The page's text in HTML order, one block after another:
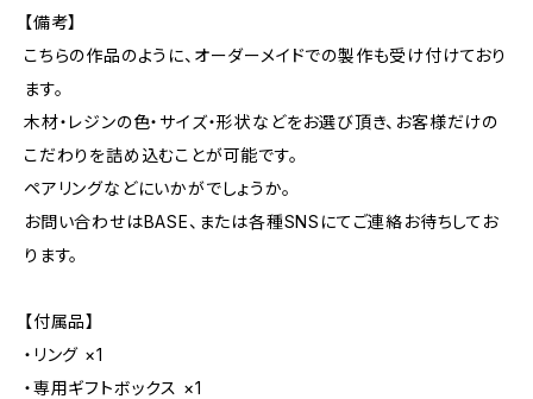
【備考】
こちらの作品のように、オーダーメイドでの製作も受け付けており
ます。
木材・レジンの色・サイズ・形状などをお選び頂き、お客様だけの
こだわりを詰め込むことが可能です。
ペアリングなどにいかがでしょうか。
お問い合わせはBASE、または各種SNSにてご連絡お待ちしてお
ります。
【付属品】
・リング ×1
・専用ギフトボックス ×1